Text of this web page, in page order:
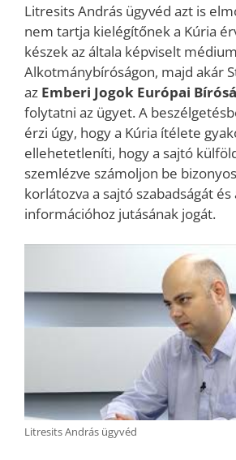
️Litresits András ügyvéd azt is
nem tartja kielégítőnek a Kúria
készek az általa képviselt
Alkotmánybíróságon, majd akár
az Emberi Jogok Európai
folytatni az ügyet. A
érzi úgy, hogy a Kúria ítélete
ellehetetleníti, hogy a sajtó
szemlézve számoljon be
korlátozva a sajtó szabadságát és
információhoz jutásának jogát.
Litresits András ügyvéd